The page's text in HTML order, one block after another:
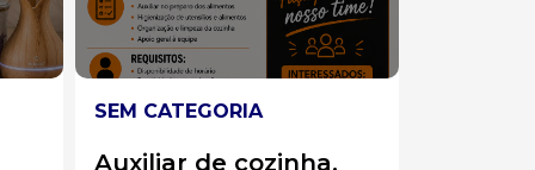
SEM CATEGORIA
Operadora de